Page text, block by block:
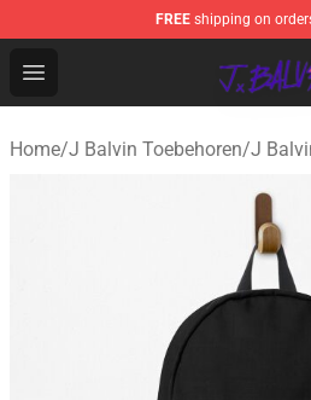
FREE shipping on
Open menu
J Balvin Store - Official J
Home/J Balvin Toebehoren/J